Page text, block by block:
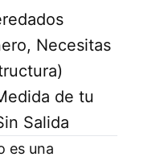
Necesitas
de tu
Salida
es una